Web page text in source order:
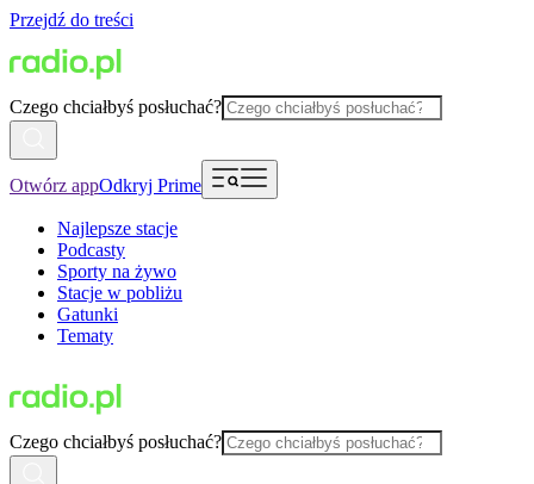
Przejdź do treści
Czego chciałbyś posłuchać?
Otwórz appOdkryj Prime
Najlepsze stacje
Podcasty
Sporty na żywo
Stacje w pobliżu
Gatunki
Tematy
Czego chciałbyś posłuchać?